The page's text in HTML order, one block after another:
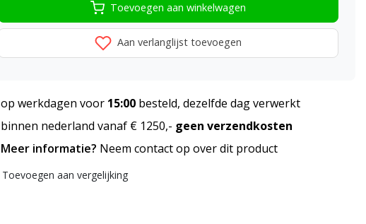
Toevoegen aan winkelwagen
Aan verlanglijst toevoegen
op werkdagen voor 15:00 besteld, dezelfde dag verwerkt
binnen nederland vanaf € 1250,- geen verzendkosten
Meer informatie? Neem contact op over dit product
Toevoegen aan vergelijking